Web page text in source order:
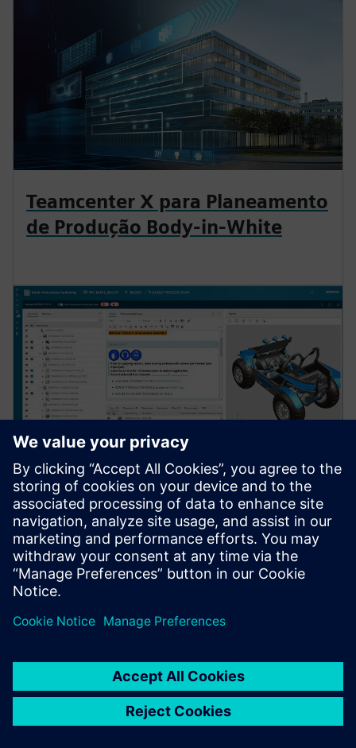
Teamcenter X para Planeamento
de Produção Body-in-White
Experimente o Teamcenter Easy
Plan hoje gratuitamente